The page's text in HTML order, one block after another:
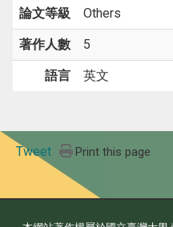
論文等級 Others
著作人數 5
語言 英文
Tweet Print this page